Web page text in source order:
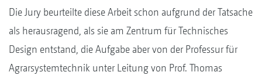
Die Jury beurteilte diese Arbeit schon aufgrund der Tatsache
als herausragend, als sie am Zentrum für Technisches
Design entstand, die Aufgabe aber von der Professur für
Agrarsystemtechnik unter Leitung von Prof. Thomas